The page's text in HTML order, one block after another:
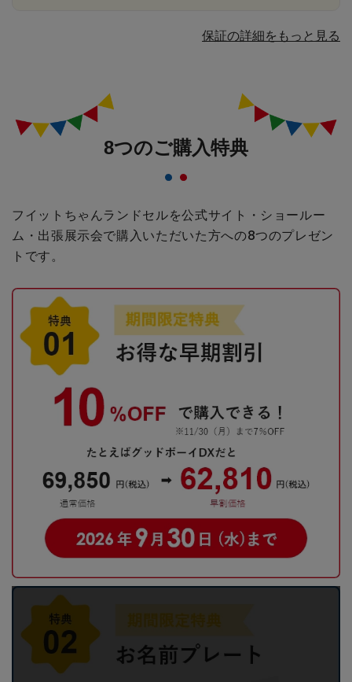
保証の詳細をもっと見る
8つのご購入特典
フイットちゃんランドセルを公式サイト・ショールー
ム・出張展示会で購入いただいた方への8つのプレゼン
トです。